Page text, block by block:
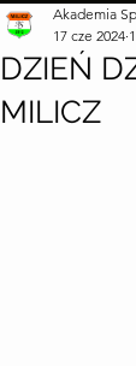
DZIEŃ
MILICZ
Akademia
17 cze 2024